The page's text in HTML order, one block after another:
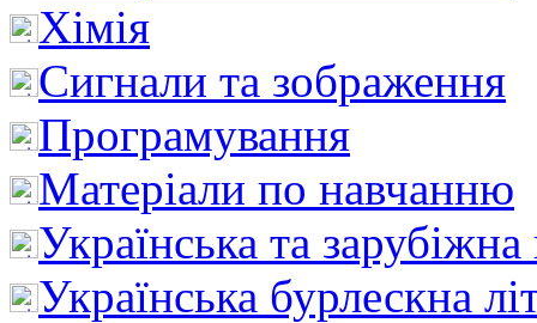
Хімія
Сигнали та зображення
Програмування
Матеріали по навчанню
Українська та зарубіжна
Українська бурлескна